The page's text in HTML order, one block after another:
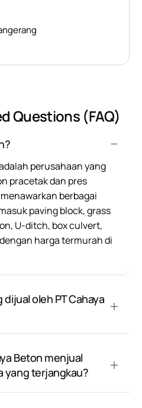
Questions (FAQ)
perusahaan yang
pracetak dan pres
berbagai
paving block, grass
U-ditch, box culvert,
harga termurah di
oleh PT Cahaya
Beton menjual
yang terjangkau?